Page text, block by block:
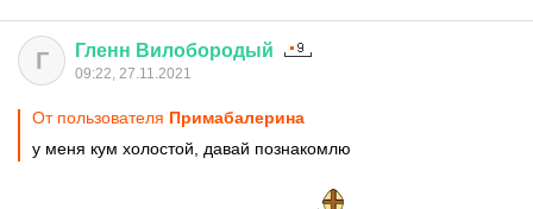
Г Гленн Вилобородый
09:22, 27.11.2021
От пользователя Примaбaлерина
у меня кум холостой, давай познакомлю